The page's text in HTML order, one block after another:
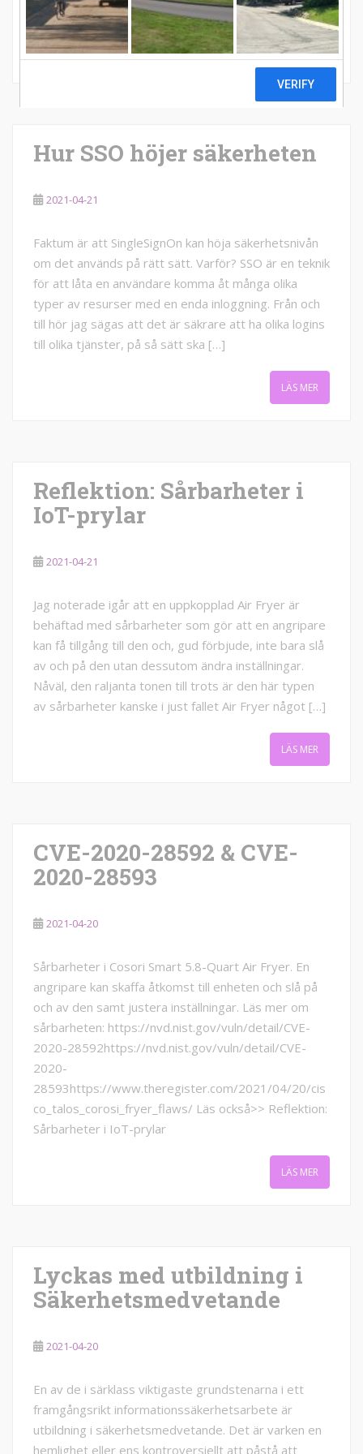
kan […]
LÄS MER
Hur SSO höjer säkerheten
2021-04-21
Faktum är att SingleSignOn kan höja säkerhetsnivån
om det används på rätt sätt. Varför? SSO är en teknik
för att låta en användare komma åt många olika
typer av resurser med en enda inloggning. Från och
till hör jag sägas att det är säkrare att ha olika logins
till olika tjänster, på så sätt ska […]
LÄS MER
Reflektion: Sårbarheter i
IoT-prylar
2021-04-21
Jag noterade igår att en uppkopplad Air Fryer är
behäftad med sårbarheter som gör att en angripare
kan få tillgång till den och, gud förbjude, inte bara slå
av och på den utan dessutom ändra inställningar.
Nåväl, den raljanta tonen till trots är den här typen
av sårbarheter kanske i just fallet Air Fryer något […]
LÄS MER
CVE-2020-28592 & CVE-
2020-28593
2021-04-20
Sårbarheter i Cosori Smart 5.8-Quart Air Fryer. En
angripare kan skaffa åtkomst till enheten och slå på
och av den samt justera inställningar. Läs mer om
sårbarheten: https://nvd.nist.gov/vuln/detail/CVE-
2020-28592https://nvd.nist.gov/vuln/detail/CVE-
2020-
28593https://www.theregister.com/2021/04/20/cis
co_talos_corosi_fryer_flaws/ Läs också>> Reflektion:
Sårbarheter i IoT-prylar
LÄS MER
Lyckas med utbildning i
Säkerhetsmedvetande
2021-04-20
En av de i särklass viktigaste grundstenarna i ett
framgångsrikt informationssäkerhetsarbete är
utbildning i säkerhetsmedvetande. Det är varken en
hemlighet eller ens kontroversiellt att påstå att